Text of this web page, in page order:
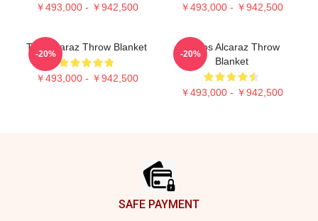
￥493,000 - ￥942,500 ￥493,000 - ￥942,500
The Alcaraz Throw Blanket
￥493,000 - ￥942,500
-20%
Carlos Alcaraz Throw
Blanket
￥493,000 - ￥942,500
-20%
SAFE PAYMENT